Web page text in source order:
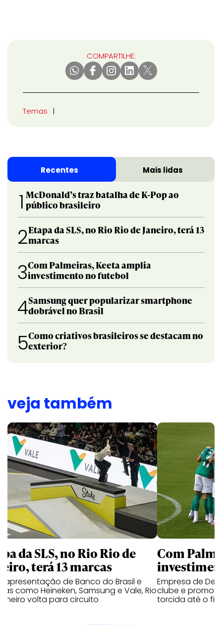
COMPARTILHE:
Temas
Recentes Mais lidas
1 McDonald’s traz batalha de K-Pop ao
público brasileiro
2Etapa da SLS, no Rio Rio de Janeiro, terá 13
marcas
3Com Palmeiras, Keeta amplia
investimento no futebol
4Samsung quer popularizar smartphone
dobrável no Brasil
5Como criativos brasileiros se destacam no
exterior?
veja também
da SLS, no Rio Rio de
terá 13 marcas
apresentação de Banco do Brasil e
como Heineken, Samsung e Vale, Rio
volta para circuito
Com
Empresa de
clube e
torcida até o